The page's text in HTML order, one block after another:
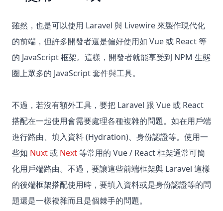
雖然，也是可以使用 Laravel 與 Livewire 來製作現代化
的前端，但許多開發者還是偏好使用如 Vue 或 React 等
的 JavaScript 框架。這樣，開發者就能享受到 NPM 生態
圈上眾多的 JavaScript 套件與工具。
不過，若沒有額外工具，要把 Laravel 跟 Vue 或 React
搭配在一起使用會需要處理各種複雜的問題。如在用戶端
進行路由、填入資料 (Hydration)、身份認證等。使用一
些如 Nuxt或 Next等常用的 Vue / React 框架通常可簡
化用戶端路由。不過，要讓這些前端框架與 Laravel 這樣
的後端框架搭配使用時，要填入資料或是身份認證等的問
題還是一樣複雜而且是個棘手的問題。